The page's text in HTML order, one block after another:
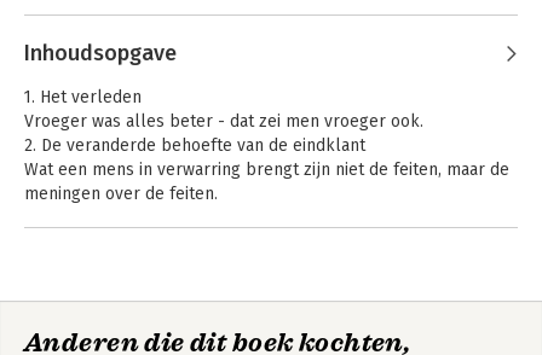
energieke wind door de financiële
collega-adviseurs en ondernemers een
Inhoudsopgave
1. Het verleden
Vroeger was alles beter - dat zei men vroeger ook.
2. De veranderde behoefte van de eindklant
Wat een mens in verwarring brengt zijn niet de feiten, maar de
meningen over de feiten.
5. Nieuwe informatiebehoeften
Anderen die dit boek kochten,